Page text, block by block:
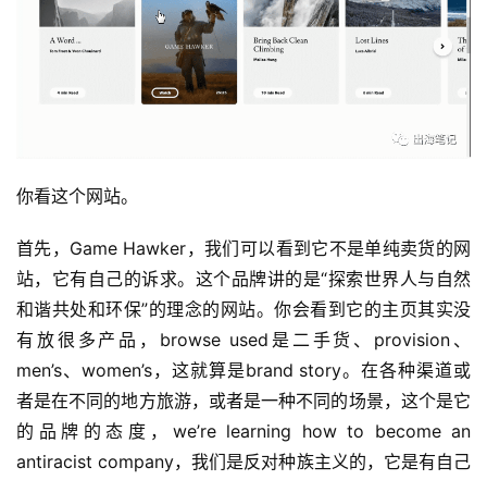
你看这个网站。
首先，Game Hawker，我们可以看到它不是单纯卖货的网
站，它有自己的诉求。这个品牌讲的是“探索世界人与自然
和谐共处和环保”的理念的网站。你会看到它的主页其实没
有放很多产品，browse used是二手货、provision、
men’s、women’s，这就算是brand story。在各种渠道或
者是在不同的地方旅游，或者是一种不同的场景，这个是它
的品牌的态度，we’re learning how to become an
antiracist company，我们是反对种族主义的，它是有自己